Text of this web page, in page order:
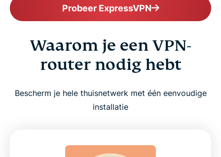
Probeer ExpressVPN
Waarom je een VPN-
router nodig hebt
Bescherm je hele thuisnetwerk met één eenvoudige
installatie